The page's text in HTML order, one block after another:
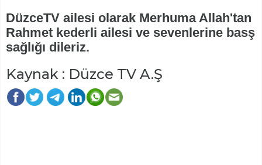
DüzceTV ailesi olarak Merhuma Allah'tan
Rahmet kederli ailesi ve sevenlerine basş
sağlığı dileriz.
Kaynak : Düzce TV A.Ş